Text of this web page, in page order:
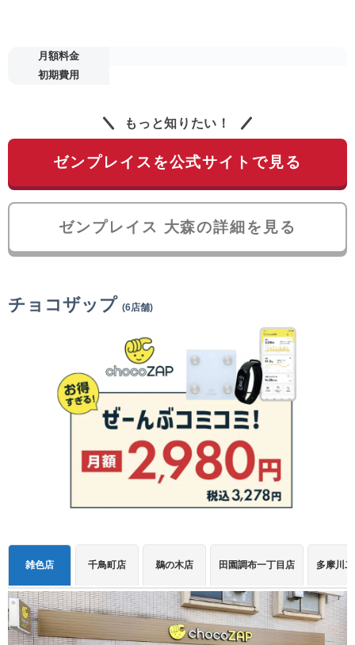
月額料金
初期費用
もっと知りたい！
ゼンプレイスを公式サイトで見る
ゼンプレイス 大森の詳細を見る
チョコザップ (6店舗)
雑色店 千鳥町店 鵜の木店 田園調布一丁目店 多摩川